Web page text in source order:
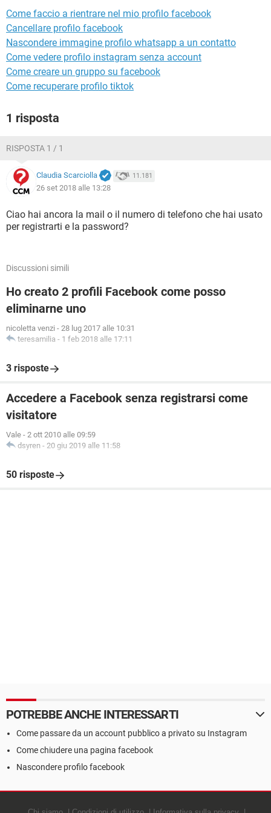
HARDWARE
Come faccio a rientrare nel mio profilo facebook
Cancellare profilo facebook
Nascondere immagine profilo whatsapp a un contatto
Come vedere profilo instagram senza account
Come creare un gruppo su facebook
Come recuperare profilo tiktok
1 risposta
RISPOSTA 1 / 1
Claudia Scarciolla 11.181
26 set 2018 alle 13:28
Ciao hai ancora la mail o il numero di telefono che hai usato
per registrarti e la password?
Discussioni simili
Ho creato 2 profili Facebook come posso
eliminarne uno
nicoletta venzi - 28 lug 2017 alle 10:31
teresamilia - 1 feb 2018 alle 17:11
3 risposte
Accedere a Facebook senza registrarsi come
visitatore
Vale - 2 ott 2010 alle 09:59
dsyren - 20 giu 2019 alle 11:58
50 risposte
POTREBBE ANCHE INTERESSARTI
Come passare da un account pubblico a privato su Instagram
Come chiudere una pagina facebook
Nascondere profilo facebook